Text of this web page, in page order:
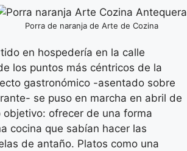
Porra de naranja de Arte de Cozina
en hospedería en la calle
los puntos más céntricos de la
gastronómico -asentado sobre
se puso en marcha en abril de
objetivo: ofrecer de una forma
cocina que sabían hacer las
de antaño. Platos como una